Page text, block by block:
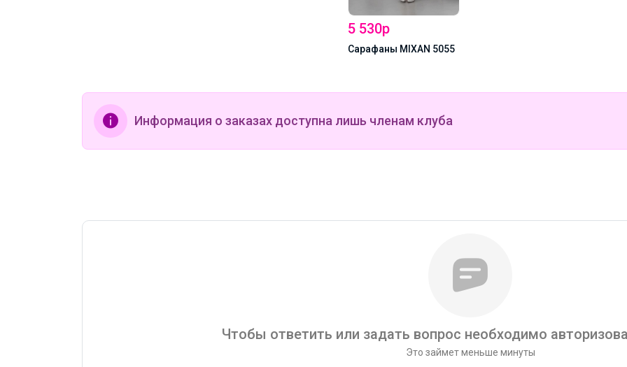
Информация о заказах доступна лишь членам клуба
Чтобы ответить или задать вопрос необходимо
Это займет меньше минуты